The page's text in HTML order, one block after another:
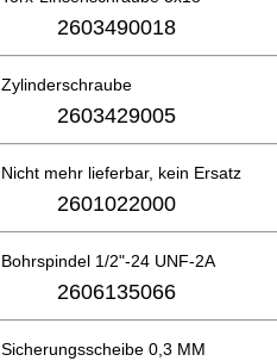
2603490018
Zylinderschraube
2603429005
Nicht mehr lieferbar, kein Ersatz
2601022000
Bohrspindel 1/2"-24 UNF-2A
2606135066
Sicherungsscheibe 0,3 MM